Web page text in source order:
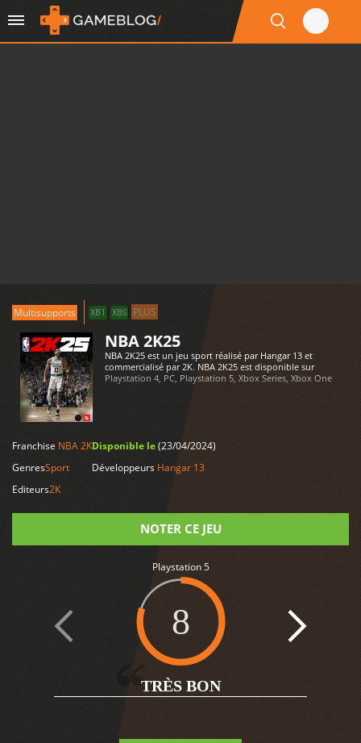
Multisupports XB1 XBS PLUS
NBA 2K25
NBA 2K25 est un jeu sport réalisé par Hangar 13 et
commercialisé par 2K. NBA 2K25 est disponible sur
Playstation 4, PC, Playstation 5, Xbox Series, Xbox One
Franchise NBA 2K
GenresSport
Editeurs2K
Disponible le(23/04/2024)
Développeurs Hangar 13
NOTER CE JEU
Playstation 5
8
TRÈS BON